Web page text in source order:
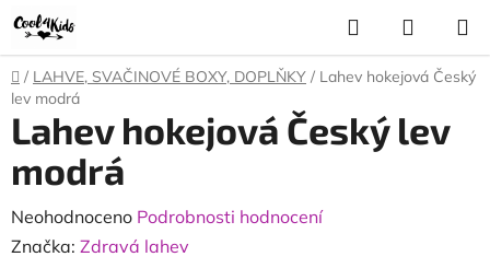
Přejít
na
obsah
Hledat
KOŠÍK
Domů
/ LAHVE, SVAČINOVÉ BOXY, DOPLŇKY / Lahev hokejová Český
lev modrá
Lahev hokejová Český lev
modrá
Průměrné
hodnocení
Neohodnoceno Podrobnosti hodnocení
Značka: Zdravá lahev